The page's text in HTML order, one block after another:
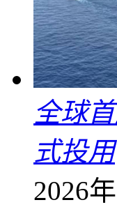
全球
式投用
2026